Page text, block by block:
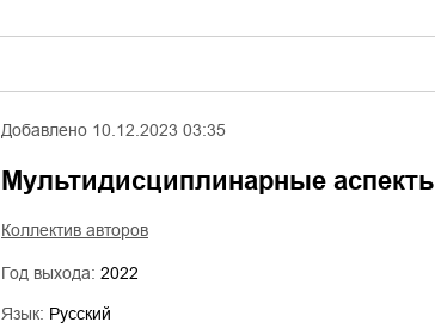
Добавлено 10.12.2023 03:35
Мультидисциплинарные
Коллектив авторов
Год выхода: 2022
Язык: Русский